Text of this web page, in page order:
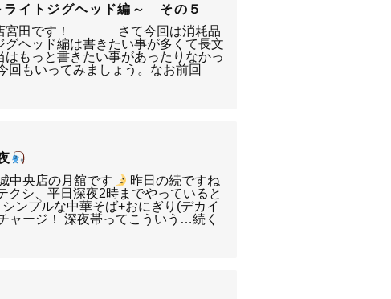
ライトジグヘッド編～ その５
店宮田です！ さて今回は消耗品
グヘッド編は書きたい事が多くて長文
はもっと書きたい事があったりなかっ
もいってみましょう。なお前回
中央店の月舘です
昨日の続ですね
クシ、平日深夜2時までやっていると
ンプルな中華そば+おにぎり(デカイ
ャージ！ 深夜帯ってこういう…続く